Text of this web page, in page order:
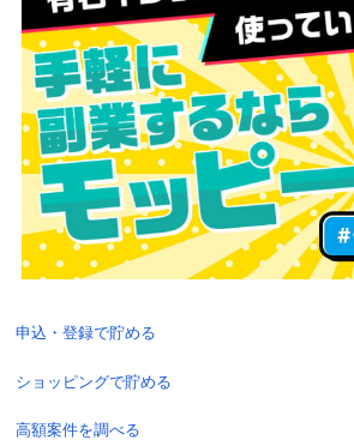
申込・登録で貯める
ショッピングで貯める
高額案件を調べる